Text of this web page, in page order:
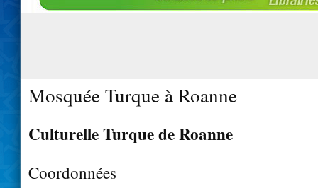
Mosquée Turque à Roanne
Culturelle Turque de Roanne
Coordonnées